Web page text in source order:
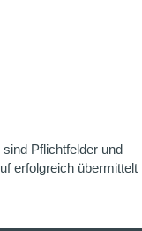
Pflichtfelder und
erfolgreich übermittelt